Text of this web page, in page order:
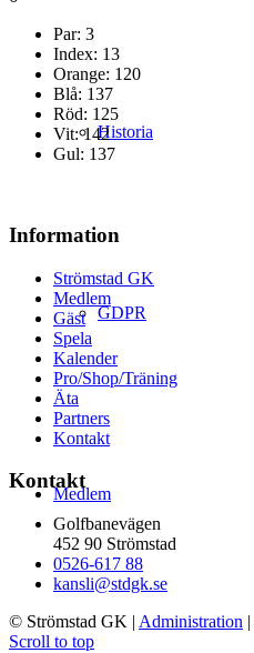
Historia
GDPR
Medlem
Par: 3
Index: 13
Orange: 120
Blå: 137
Röd: 125
Vit: 142
Gul: 137
Information
Strömstad GK
Medlem
Gäst
Spela
Kalender
Pro/Shop/Träning
Äta
Partners
Kontakt
Kontakt
Golfbanevägen
452 90 Strömstad
0526-617 88
kansli@stdgk.se
© Strömstad GK | Administration |
Scroll to top